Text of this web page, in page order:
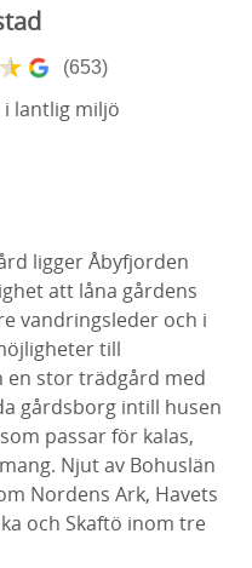
★ (653)
i lantlig miljö
ligger Åbyfjorden
att låna gårdens
vandringsleder och i
till
en stor trädgård med
gårdsborg intill husen
passar för kalas,
Njut av Bohuslän
Nordens Ark, Havets
och Skaftö inom tre